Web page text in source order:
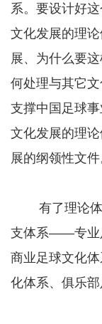
系。要设计好
文化发展的理
展、为什么要
何处理与其它
支撑中国足球
文化发展的理
展的纲领性文件
有了理论体
支体系——专业
商业足球文化
化体系、俱乐部